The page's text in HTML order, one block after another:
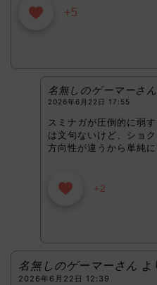
+5
名無しのゲーマーさん
2026年6月22日 17:55
スミナガが圧倒的に弱
は文句ないけど、ショ
方向性が違うから単純
+2
名無しのゲーマーさん よ
2026年6月22日 12:39